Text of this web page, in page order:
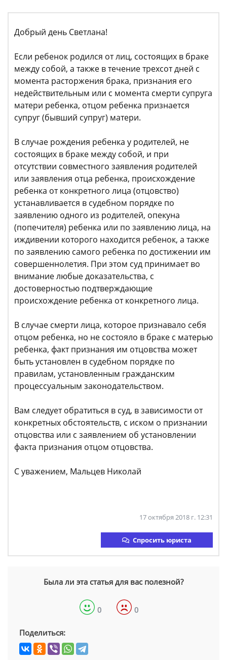
Добрый день Светлана!
Если ребенок родился от лиц, состоящих в браке
между собой, а также в течение трехсот дней с
момента расторжения брака, признания его
недействительным или с момента смерти супруга
матери ребенка, отцом ребенка признается
супруг (бывший супруг) матери.
В случае рождения ребенка у родителей, не
состоящих в браке между собой, и при
отсутствии совместного заявления родителей
или заявления отца ребенка, происхождение
ребенка от конкретного лица (отцовство)
устанавливается в судебном порядке по
заявлению одного из родителей, опекуна
(попечителя) ребенка или по заявлению лица, на
иждивении которого находится ребенок, а также
по заявлению самого ребенка по достижении им
совершеннолетия. При этом суд принимает во
внимание любые доказательства, с
достоверностью подтверждающие
происхождение ребенка от конкретного лица.
В случае смерти лица, которое признавало себя
отцом ребенка, но не состояло в браке с матерью
ребенка, факт признания им отцовства может
быть установлен в судебном порядке по
правилам, установленным гражданским
процессуальным законодательством.
Вам следует обратиться в суд, в зависимости от
конкретных обстоятельств, с иском о признании
отцовства или с заявлением об установлении
факта признания отцом отцовства.
С уважением, Мальцев Николай
17 октября 2018 г. 12:31
Спросить юриста
Была ли эта статья для вас полезной?
0 0
Поделиться: